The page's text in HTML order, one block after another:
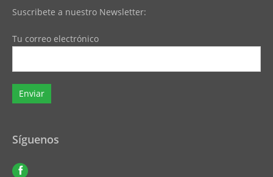
Suscribete a nuestro Newsletter:
Tu correo electrónico
Síguenos